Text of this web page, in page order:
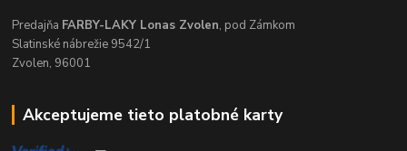
Predajňa FARBY-LAKY Lonas Zvolen, pod Zámkom
Slatinské nábrežie 9542/1
Zvolen, 96001
Akceptujeme tieto platobné karty